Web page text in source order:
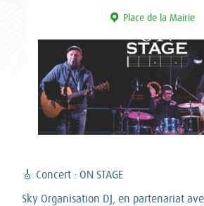
Place de la Mairie
🎸 Concert : ON STAGE
Sky Organisation DJ, en partenariat